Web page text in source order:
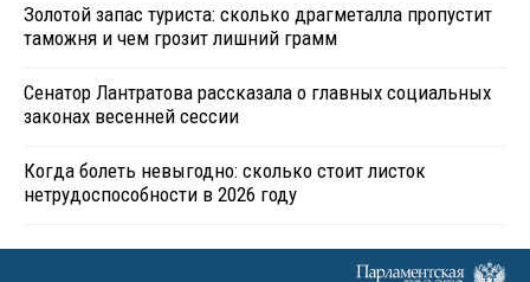
Золотой запас туриста: сколько драгметалла пропустит
таможня и чем грозит лишний грамм
Сенатор Лантратова рассказала о главных социальных
законах весенней сессии
Когда болеть невыгодно: сколько стоит листок
нетрудоспособности в 2026 году